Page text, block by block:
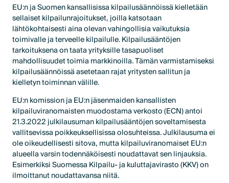
EU:n ja Suomen kansallisissa kilpailusäännöissä kielletään
sellaiset kilpailunrajoitukset, joilla katsotaan
lähtökohtaisesti aina olevan vahingollisia vaikutuksia
toimivalle ja terveelle kilpailulle. Kilpailusääntöjen
tarkoituksena on taata yrityksille tasapuoliset
mahdollisuudet toimia markkinoilla. Tämän varmistamiseksi
kilpailusäännöissä asetetaan rajat yritysten sallitun ja
kielletyn toiminnan välille.
EU:n komission ja EU:n jäsenmaiden kansallisten
kilpailuviranomaisten muodostama verkosto (ECN) antoi
21.3.2022 julkilausuman kilpailusääntöjen soveltamisesta
vallitsevissa poikkeuksellisissa olosuhteissa. Julkilausuma ei
ole oikeudellisesti sitova, mutta kilpailuviranomaiset EU:n
alueella varsin todennäköisesti noudattavat sen linjauksia.
Esimerkiksi Suomessa Kilpailu- ja kuluttajavirasto (KKV) on
ilmoittanut noudattavansa niitä.